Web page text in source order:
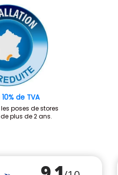
de TVA
poses de stores
plus de 2 ans.